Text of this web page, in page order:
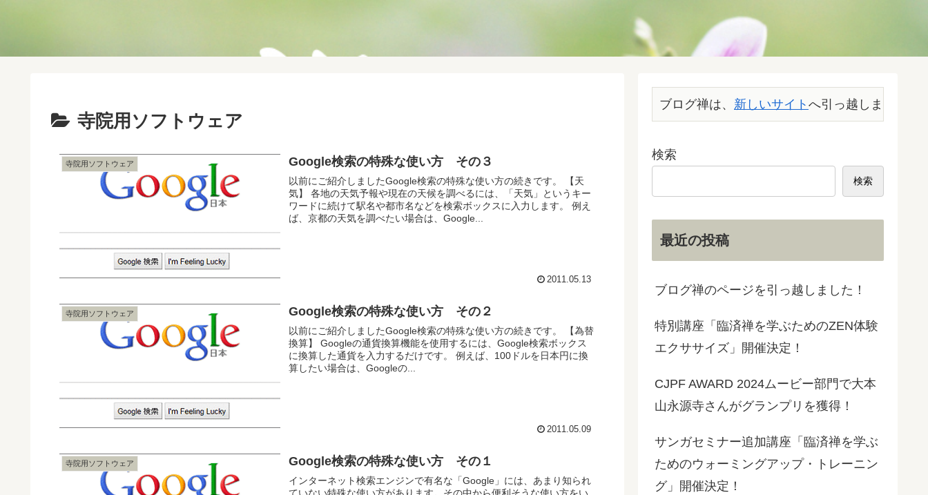
寺院用ソフトウェア
寺院用ソフトウェア Google検索の特殊な使い方 その３
以前にご紹介しましたGoogle検索の特殊な使い方の続きです。 【天
気】 各地の天気予報や現在の天候を調べるには、「天気」というキー
ワードに続けて駅名や都市名などを検索ボックスに入力します。 例え
ば、京都の天気を調べたい場合は、Google...
2011.05.13
寺院用ソフトウェア Google検索の特殊な使い方 その２
以前にご紹介しましたGoogle検索の特殊な使い方の続きです。 【為替
換算】 Googleの通貨換算機能を使用するには、Google検索ボックス
に換算した通貨を入力するだけです。 例えば、100ドルを日本円に換
算したい場合は、Googleの...
2011.05.09
寺院用ソフトウェア Google検索の特殊な使い方 その１
インターネット検索エンジンで有名な「Google」には、あまり知られ
ブログ禅は、 新しいサイトへ引っ越しました。
検索
検索
最近の投稿
ブログ禅のページを引っ越しました！
特別講座「臨済禅を学ぶためのZEN体験
エクササイズ」開催決定！
CJPF AWARD 2024ムービー部門で大本
山永源寺さんがグランプリを獲得！
サンガセミナー追加講座「臨済禅を学ぶ
ためのウォーミングアップ・トレーニン
グ」開催決定！